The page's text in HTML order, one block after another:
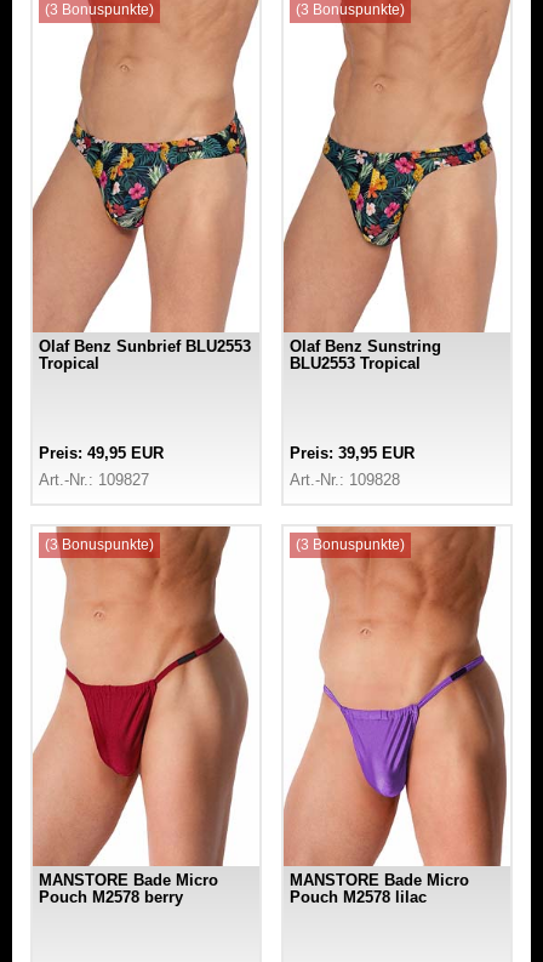
(3 Bonuspunkte)
Olaf Benz Sunbrief BLU2553
Tropical
Preis: 49,95 EUR
Art.-Nr.: 109827
(3 Bonuspunkte)
Olaf Benz Sunstring
BLU2553 Tropical
Preis: 39,95 EUR
Art.-Nr.: 109828
(3 Bonuspunkte)
MANSTORE Bade Micro
Pouch M2578 berry
(3 Bonuspunkte)
MANSTORE Bade Micro
Pouch M2578 lilac